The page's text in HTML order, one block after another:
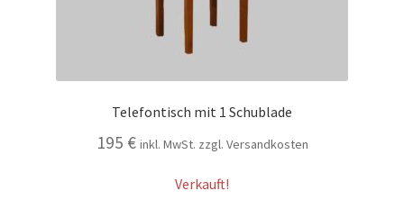
Telefontisch mit 1 Schublade
195 € inkl. MwSt. zzgl. Versandkosten
Verkauft!